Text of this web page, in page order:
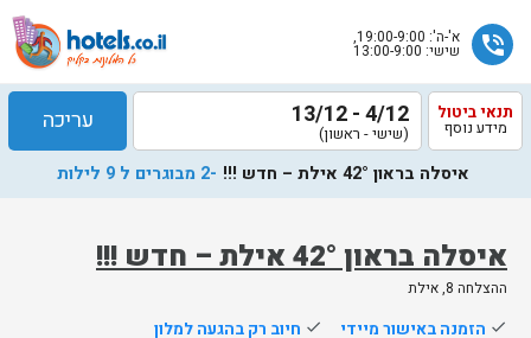
phone_in_talk א'-ה': 19:00-9:00,
שישי: 13:00-9:00
איסלה בראון 42° אילת – חדש !!!
ההצלחה 8, אילת
תנאי ביטול
מידע נוסף 4/12 - 13/12
(שישי - ראשון) עריכה
איסלה בראון 42° אילת – חדש !!! -2 מבוגרים ל 9 לילות
done הזמנה באישור מיידי done חיוב רק בהגעה למלון
שלח